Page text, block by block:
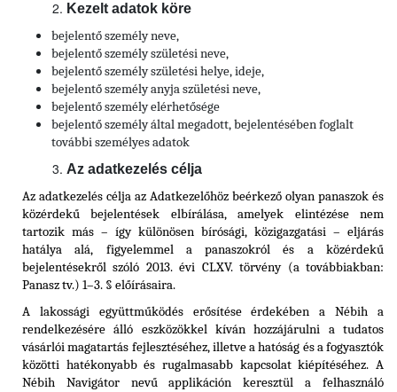
Kezelt adatok köre
bejelentő személy neve,
bejelentő személy születési neve,
bejelentő személy születési helye, ideje,
bejelentő személy anyja születési neve,
bejelentő személy elérhetősége
bejelentő személy által megadott, bejelentésében foglalt
további személyes adatok
Az adatkezelés célja
Az adatkezelés célja az Adatkezelőhöz beérkező olyan panaszok és
közérdekű bejelentések elbírálása, amelyek elintézése nem
tartozik más – így különösen bírósági, közigazgatási – eljárás
hatálya alá, figyelemmel a panaszokról és a közérdekű
bejelentésekről szóló 2013. évi CLXV. törvény (a továbbiakban:
Panasz tv.) 1–3. § előírásaira.
A lakossági együttműködés erősítése érdekében a Nébih a
rendelkezésére álló eszközökkel kíván hozzájárulni a tudatos
vásárlói magatartás fejlesztéséhez, illetve a hatóság és a fogyasztók
közötti hatékonyabb és rugalmasabb kapcsolat kiépítéséhez. A
Nébih Navigátor nevű applikáción keresztül a felhasználó